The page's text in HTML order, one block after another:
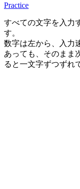
Practice
すべての文字を入力
す。
数字は左から、入力
あっても、そのまま
ると一文字ずつずれ